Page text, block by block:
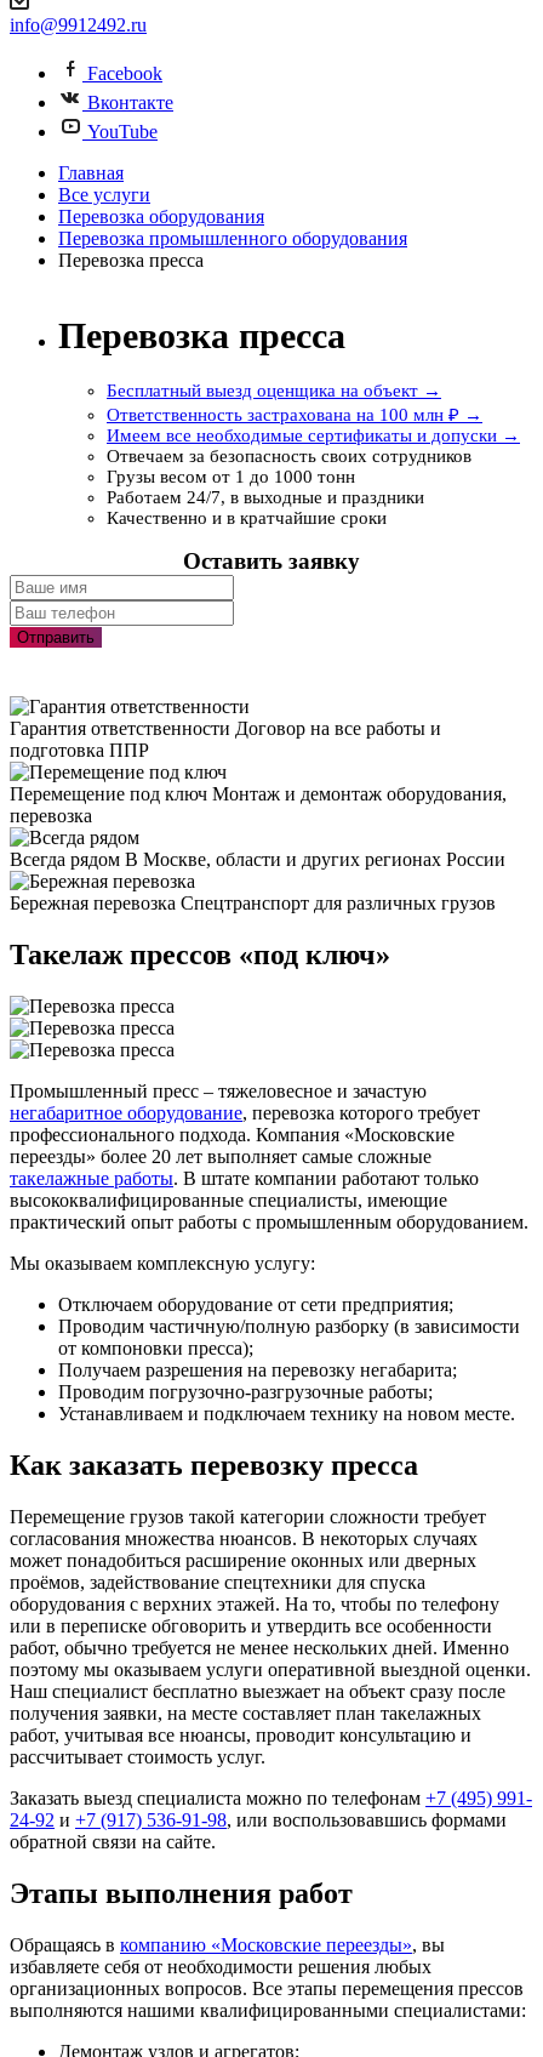
info@9912492.ru
Facebook
Вконтакте
YouTube
Главная
Все услуги
Перевозка оборудования
Перевозка промышленного оборудования
Перевозка пресса
Перевозка пресса
Бесплатный выезд оценщика на объект →
Ответственность застрахована на 100 млн ₽ →
Имеем все необходимые сертификаты и допуски →
Отвечаем за безопасность своих сотрудников
Грузы весом от 1 до 1000 тонн
Работаем 24/7, в выходные и праздники
Качественно и в кратчайшие сроки
Оставить заявку
Отправить
Гарантия ответственности Договор на все работы и
подготовка ППР
Перемещение под ключ Монтаж и демонтаж оборудования,
перевозка
Всегда рядом В Москве, области и других регионах России
Бережная перевозка Спецтранспорт для различных грузов
Такелаж прессов «под ключ»
Промышленный пресс – тяжеловесное и зачастую
негабаритное оборудование, перевозка которого требует
профессионального подхода. Компания «Московские
переезды» более 20 лет выполняет самые сложные
такелажные работы. В штате компании работают только
высококвалифицированные специалисты, имеющие
практический опыт работы с промышленным оборудованием.
Мы оказываем комплексную услугу:
Отключаем оборудование от сети предприятия;
Проводим частичную/полную разборку (в зависимости
от компоновки пресса);
Получаем разрешения на перевозку негабарита;
Проводим погрузочно-разгрузочные работы;
Устанавливаем и подключаем технику на новом месте.
Как заказать перевозку пресса
Перемещение грузов такой категории сложности требует
согласования множества нюансов. В некоторых случаях
может понадобиться расширение оконных или дверных
проёмов, задействование спецтехники для спуска
оборудования с верхних этажей. На то, чтобы по телефону
или в переписке обговорить и утвердить все особенности
работ, обычно требуется не менее нескольких дней. Именно
поэтому мы оказываем услуги оперативной выездной оценки.
Наш специалист бесплатно выезжает на объект сразу после
получения заявки, на месте составляет план такелажных
работ, учитывая все нюансы, проводит консультацию и
рассчитывает стоимость услуг.
Заказать выезд специалиста можно по телефонам +7 (495) 991-
24-92 и +7 (917) 536-91-98, или воспользовавшись формами
обратной связи на сайте.
Этапы выполнения работ
Обращаясь в компанию «Московские переезды», вы
избавляете себя от необходимости решения любых
организационных вопросов. Все этапы перемещения прессов
выполняются нашими квалифицированными специалистами:
Демонтаж узлов и агрегатов;